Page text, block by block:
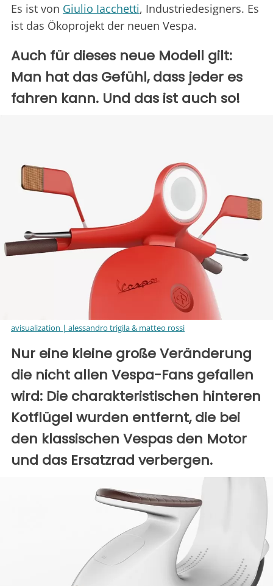
Es ist von Giulio Iacchetti, Industriedesigners. Es
ist das Ökoprojekt der neuen Vespa.
Auch für dieses neue Modell gilt:
Man hat das Gefühl, dass jeder es
fahren kann. Und das ist auch so!
avisualization | alessandro trigila & matteo rossi
Nur eine kleine große Veränderung
die nicht allen Vespa-Fans gefallen
wird: Die charakteristischen hinteren
Kotflügel wurden entfernt, die bei
den klassischen Vespas den Motor
und das Ersatzrad verbergen.